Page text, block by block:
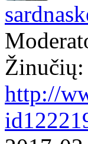
Žinučių:
http://